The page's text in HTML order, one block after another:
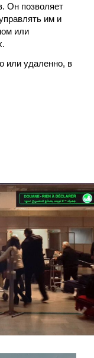
Он позволяет
им и
или
или удаленно, в